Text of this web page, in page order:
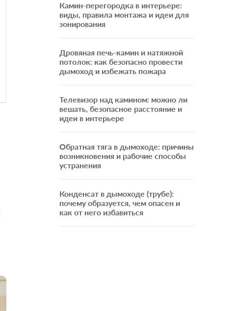
Камин-перегородка в интерьере:
виды, правила монтажа и идеи для
зонирования
Дровяная печь-камин и натяжной
потолок: как безопасно провести
дымоход и избежать пожара
Телевизор над камином: можно ли
вешать, безопасное расстояние и
идеи в интерьере
Обратная тяга в дымоходе: причины
возникновения и рабочие способы
устранения
Конденсат в дымоходе (трубе):
почему образуется, чем опасен и
как от него избавиться